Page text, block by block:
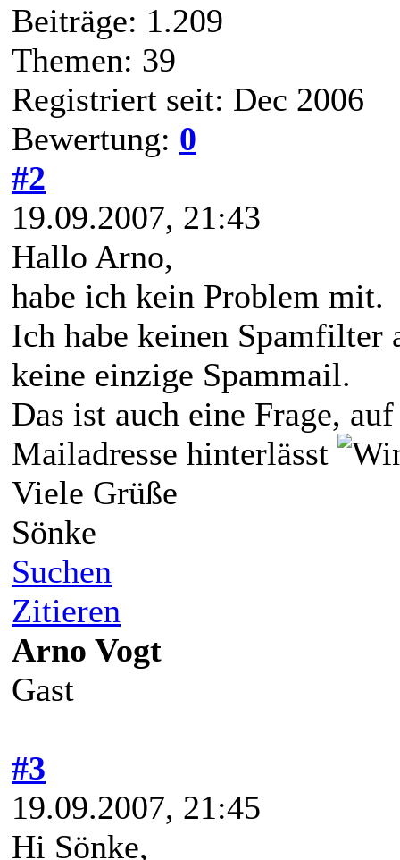
Beiträge: 1.209
Themen: 39
Registriert seit: Dec 2006
Bewertung: 0
#2
19.09.2007, 21:43
Hallo Arno,
habe ich kein Problem mit.
Ich habe keinen Spamfilter
keine einzige Spammail.
Das ist auch eine Frage,
Mailadresse hinterlässt
Viele Grüße
Sönke
Suchen
Zitieren
Arno Vogt
Gast
#3
19.09.2007, 21:45
Hi Sönke,